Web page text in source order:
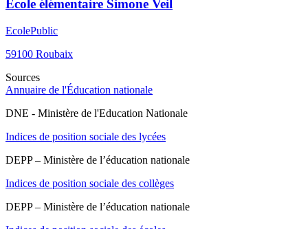
Ecole élémentaire Simone Veil
EcolePublic
59100 Roubaix
Sources
Annuaire de l'Éducation nationale
DNE - Ministère de l'Education Nationale
Indices de position sociale des lycées
DEPP – Ministère de l’éducation nationale
Indices de position sociale des collèges
DEPP – Ministère de l’éducation nationale